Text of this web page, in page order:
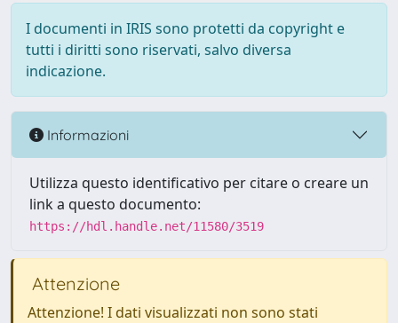
I documenti in IRIS sono protetti da copyright e
tutti i diritti sono riservati, salvo diversa
indicazione.
Informazioni
Utilizza questo identificativo per citare o creare un
link a questo documento:
https://hdl.handle.net/11580/3519
Attenzione
Attenzione! I dati visualizzati non sono stati